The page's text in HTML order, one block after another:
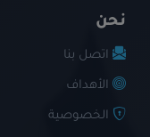
نحن
اتصل بنا
الأهداف
الخصوصية